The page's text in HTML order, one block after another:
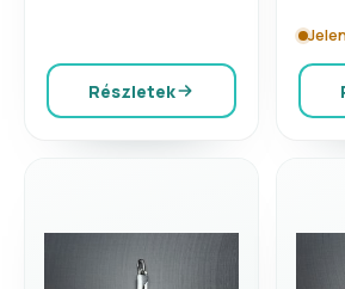
Részletek